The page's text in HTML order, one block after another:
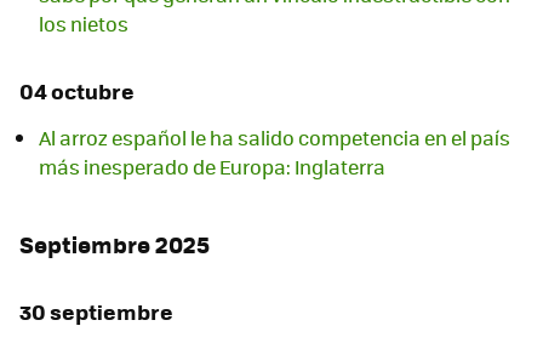
los nietos
04 octubre
Al arroz español le ha salido competencia en el país
más inesperado de Europa: Inglaterra
Septiembre 2025
30 septiembre